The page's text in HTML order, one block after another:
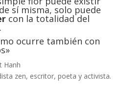
sí misma, solo puede
con la totalidad del
ocurre también con
Hanh
zen, escritor, poeta y activista.